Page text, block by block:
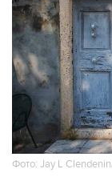
Фото: Jay L
Москва. 7